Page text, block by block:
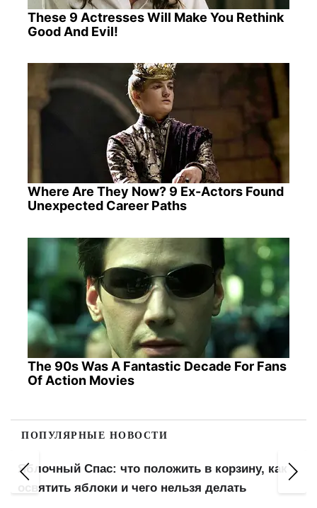
These 9 Actresses Will Make You Rethink
Good And Evil!
Where Are They Now? 9 Ex-Actors Found
Unexpected Career Paths
The 90s Was A Fantastic Decade For Fans
Of Action Movies
ПОПУЛЯРНЫЕ НОВОСТИ
Новая схема вручения повесток: что советуют
проверять военнообязанным